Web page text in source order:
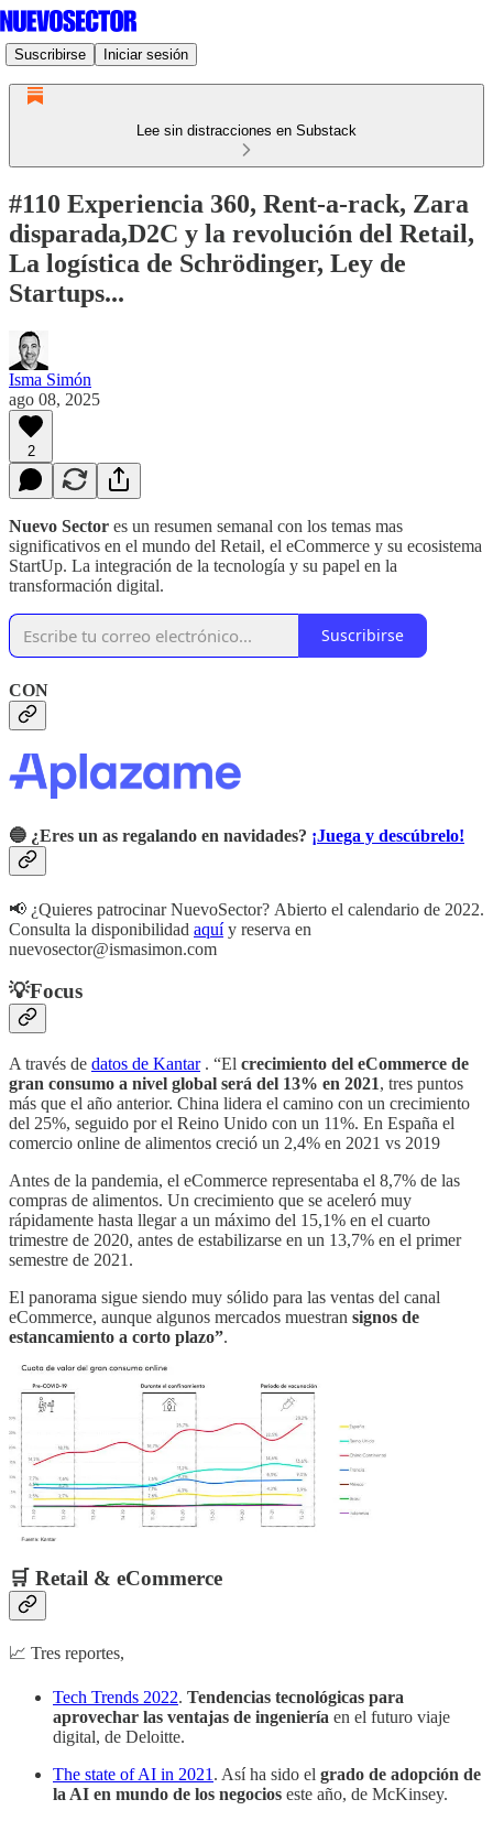
Suscribirse Iniciar sesión
Lee sin distracciones en Substack
#110 Experiencia 360, Rent-a-rack, Zara
disparada,D2C y la revolución del Retail,
La logística de Schrödinger, Ley de
Startups...
Isma Simón
ago 08, 2025
2
Nuevo Sector es un resumen semanal con los temas mas
significativos en el mundo del Retail, el eCommerce y su ecosistema
StartUp. La integración de la tecnología y su papel en la
transformación digital.
Suscribirse
CON
🔵 ¿Eres un as regalando en navidades? ¡Juega y descúbrelo!
📢 ¿Quieres patrocinar NuevoSector? Abierto el calendario de 2022.
Consulta la disponibilidad aquíy reserva en
nuevosector@ismasimon.com
💡Focus
A través de datos de Kantar. “El crecimiento del eCommerce de
gran consumo a nivel global será del 13% en 2021, tres puntos
más que el año anterior. China lidera el camino con un crecimiento
del 25%, seguido por el Reino Unido con un 11%. En España el
comercio online de alimentos creció un 2,4% en 2021 vs 2019
Antes de la pandemia, el eCommerce representaba el 8,7% de las
compras de alimentos. Un crecimiento que se aceleró muy
rápidamente hasta llegar a un máximo del 15,1% en el cuarto
trimestre de 2020, antes de estabilizarse en un 13,7% en el primer
semestre de 2021.
El panorama sigue siendo muy sólido para las ventas del canal
eCommerce, aunque algunos mercados muestran signos de
estancamiento a corto plazo”.
🛒 Retail & eCommerce
📈 Tres reportes,
Tech Trends 2022. Tendencias tecnológicas para
aprovechar las ventajas de ingeniería en el futuro viaje
digital, de Deloitte.
The state of AI in 2021. Así ha sido el grado de adopción de
la AI en mundo de los negocios este año, de McKinsey.